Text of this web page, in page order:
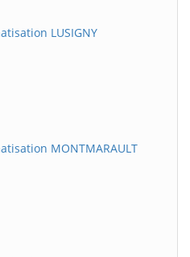
LUSIGNY
MONTMARAULT